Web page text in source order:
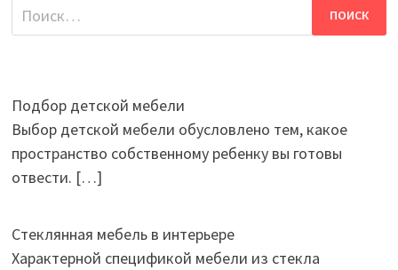
Найти:
Подбор детской мебели
Выбор детской мебели обусловлено тем, какое
пространство собственному ребенку вы готовы
отвести. […]
Стеклянная мебель в интерьере
Характерной спецификой мебели из стекла